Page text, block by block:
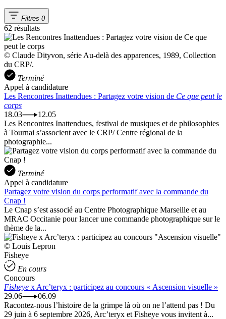
Filtres 0
62 résultats
© Claude Dityvon, série Au-delà des apparences, 1989, Collection
du CRP/.
Terminé
Appel à candidature
Les Rencontres Inattendues : Partagez votre vision de Ce que peut le
corps
18.03
12.05
Les Rencontres Inattendues, festival de musiques et de philosophies
à Tournai s’associent avec le CRP/ Centre régional de la
photographie...
Terminé
Appel à candidature
Partagez votre vision du corps performatif avec la commande du
Cnap !
Le Cnap s’est associé au Centre Photographique Marseille et au
MRAC Occitanie pour lancer une commande photographique sur le
thème de la...
© Louis Lepron
Fisheye
En cours
Concours
Fisheye x Arc’teryx : participez au concours « Ascension visuelle »
29.06
06.09
Racontez-nous l’histoire de la grimpe là où on ne l’attend pas ! Du
29 juin à 6 septembre 2026, Arc’teryx et Fisheye vous invitent à...